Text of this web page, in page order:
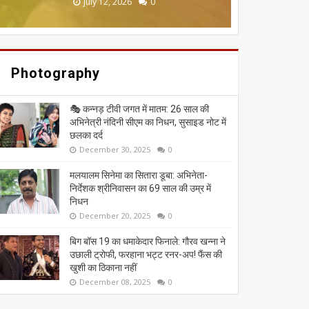
Photography
🎭 कन्नड़ टीवी जगत में मातम: 26 साल की
अभिनेत्री नंदिनी सीएम का निधन, सुसाइड नोट में
छलका दर्द
December 30, 2025 0
मलयालम सिनेमा का सितारा डूबा: अभिनेता-
निर्देशक श्रीनिवासन का 69 साल की उम्र में
निधन
December 20, 2025 0
बिग बॉस 19 का धमाकेदार फिनाले: गौरव खन्ना ने
उछाली ट्रोफी, फरहाना भट्ट रनर-अप! फैंस की
खुशी का ठिकाना नहीं
December 08, 2025 0